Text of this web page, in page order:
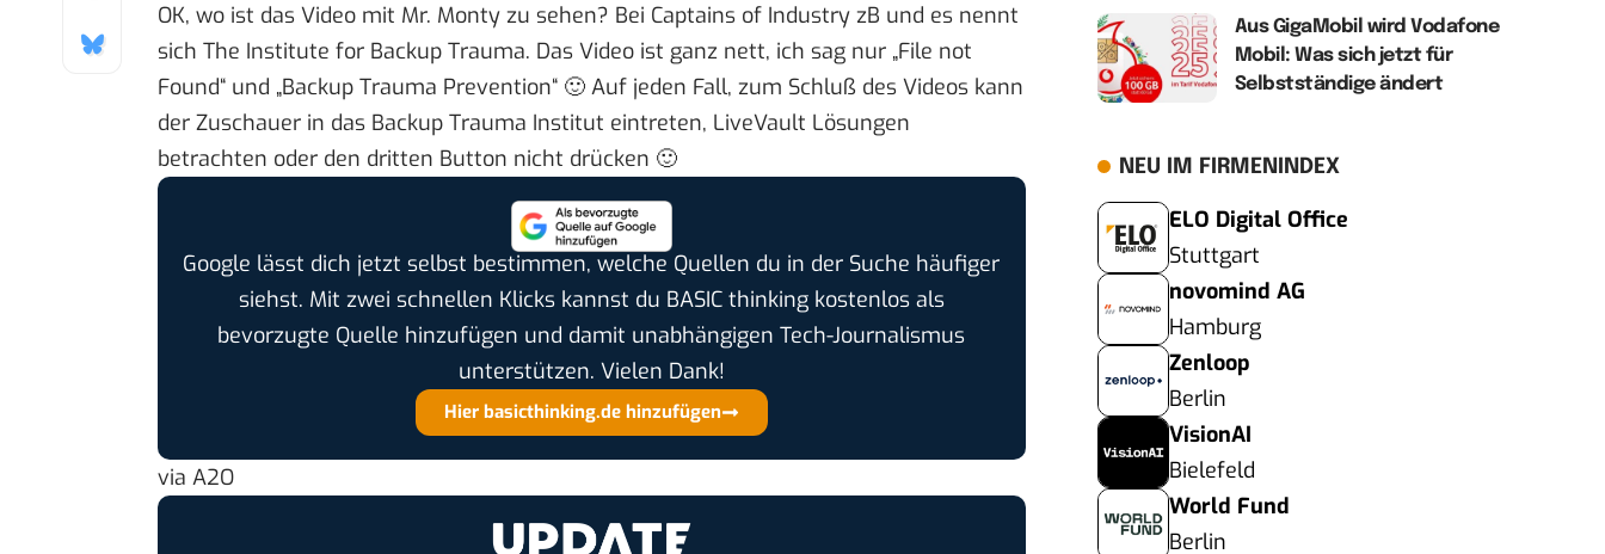
OK, wo ist das Video mit Mr. Monty zu sehen? Bei Captains of Industry zB und es nennt
sich The Institute for Backup Trauma. Das Video ist ganz nett, ich sag nur „File not
Found“ und „Backup Trauma Prevention“ 🙂 Auf jeden Fall, zum Schluß des Videos kann
der Zuschauer in das Backup Trauma Institut eintreten, LiveVault Lösungen
betrachten oder den dritten Button nicht drücken 🙂
Google lässt dich jetzt selbst bestimmen, welche Quellen du in der Suche häufiger
siehst. Mit zwei schnellen Klicks kannst du BASIC thinking kostenlos als
bevorzugte Quelle hinzufügen und damit unabhängigen Tech-Journalismus
unterstützen. Vielen Dank!
Hier basicthinking.de hinzufügen
via A2O
Aus GigaMobil wird Vodafone
Mobil: Was sich jetzt für
Selbstständige ändert
NEU IM FIRMENINDEX
ELO Digital Office
Stuttgart
novomind AG
Hamburg
Zenloop
Berlin
VisionAI
Bielefeld
World Fund
Berlin